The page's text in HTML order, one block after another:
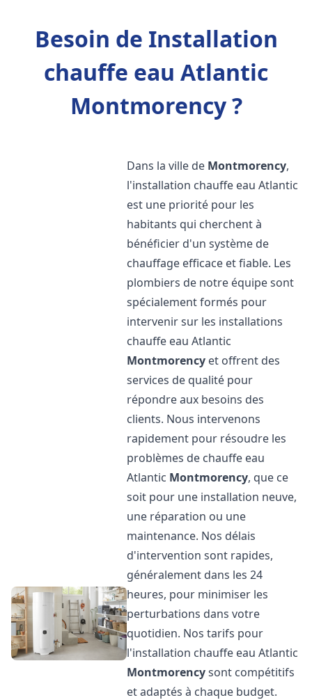
Besoin de Installation
chauffe eau Atlantic
Montmorency ?
Dans la ville de Montmorency,
l'installation chauffe eau Atlantic
est une priorité pour les
habitants qui cherchent à
bénéficier d'un système de
chauffage efficace et fiable. Les
plombiers de notre équipe sont
spécialement formés pour
intervenir sur les installations
chauffe eau Atlantic
Montmorency et offrent des
services de qualité pour
répondre aux besoins des
clients. Nous intervenons
rapidement pour résoudre les
problèmes de chauffe eau
Atlantic Montmorency, que ce
soit pour une installation neuve,
une réparation ou une
maintenance. Nos délais
d'intervention sont rapides,
généralement dans les 24
heures, pour minimiser les
perturbations dans votre
quotidien. Nos tarifs pour
l'installation chauffe eau Atlantic
Montmorencysont compétitifs
et adaptés à chaque budget.